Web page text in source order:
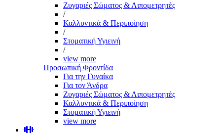
Ζυγαριές Σώματος & Λιπομετρητές
/
Καλλυντικά & Περιποίηση
/
Στοματική Υγιεινή
/
view more
Προσωπική Φροντίδα
Για την Γυναίκα
Για τον Άνδρα
Ζυγαριές Σώματος & Λιπομετρητές
Καλλυντικά & Περιποίηση
Στοματική Υγιεινή
view more